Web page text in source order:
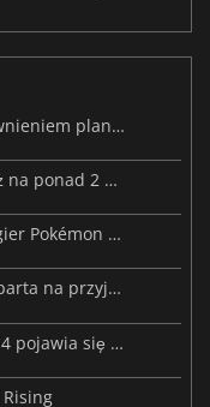
MARVEL Tōkon debiutuje wraz z ujawnieniem planu rozwoju na pierwszy rok
Resident Evil: Veronica znalazł się już na ponad 2 milionach list życzeń
Beast of Reincarnation: twórcy serii gier Pokémon wkraczają na nową ścieżkę
Big Walk już w sprzedaży – podróż oparta na przyjaźni
W Warhammer 40,000: Dawn of War 4 pojawia się frakcja Nekronów
Rising